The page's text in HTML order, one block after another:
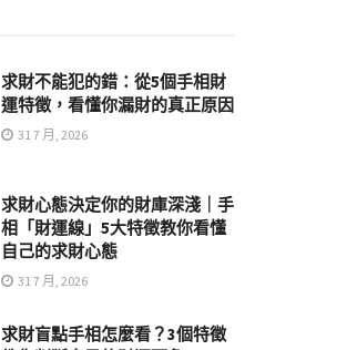
求財不能犯的錯：從5個手相財
運特徵，看懂你漏財的真正原因
31 7 月, 2026
求財心態決定你的財庫深淺｜手
相「財運線」5大特徵教你看懂
自己的求財心態
31 7 月, 2026
求財盲點手相怎麼看？3個特徵